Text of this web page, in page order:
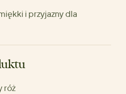
i przyjazny dla
róż